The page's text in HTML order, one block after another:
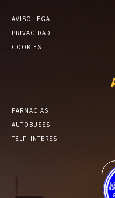
AVISO LEGAL
PRIVACIDAD
COOKIES
FARMACIAS
AUTOBUSES
TELF. INTERES